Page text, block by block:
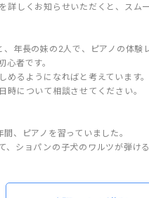
詳しくお知らせいただくと、スム
、年長の妹の2人で、ピアノの体験
心者です。
めるようになればと考えています。
時について相談させてください。
、ピアノを習っていました。
、ショパンの子犬のワルツが弾け